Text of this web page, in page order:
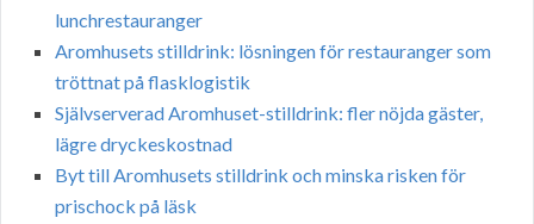
lunchrestauranger
Aromhusets stilldrink: lösningen för restauranger som
tröttnat på flasklogistik
Självserverad Aromhuset-stilldrink: fler nöjda gäster,
lägre dryckeskostnad
Byt till Aromhusets stilldrink och minska risken för
prischock på läsk